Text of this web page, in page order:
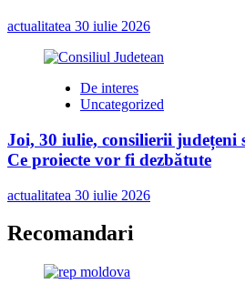
actualitatea 30 iulie 2026
De interes
Uncategorized
Joi, 30 iulie, consilierii județeni
Ce proiecte vor fi dezbătute
actualitatea 30 iulie 2026
Recomandari